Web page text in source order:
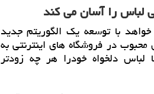
لباس را آسان می كند
با توسعه یك الگوریتم جدید
در فروشگاه های اینترنتی به
لباس دلخواه خودرا هر چه زودتر